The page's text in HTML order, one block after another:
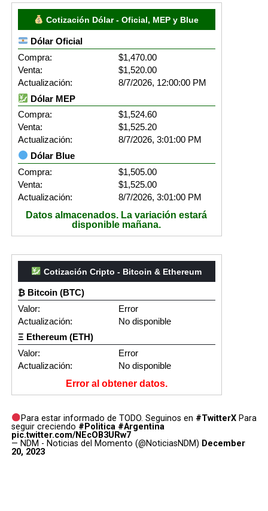
Cotización Dólar - Oficial, MEP y Blue
Dólar Oficial
Compra:
$1,470.00
Venta:
$1,520.00
Actualización:
8/7/2026, 12:00:00 PM
Dólar MEP
Compra:
$1,524.60
Venta:
$1,525.20
Actualización:
8/7/2026, 3:01:00 PM
Dólar Blue
Compra:
$1,505.00
Venta:
$1,525.00
Actualización:
8/7/2026, 3:01:00 PM
Datos almacenados. La variación estará
disponible mañana.
Cotización Cripto - Bitcoin & Ethereum
₿ Bitcoin (BTC)
Valor:
Error
Actualización:
No disponible
Ξ Ethereum (ETH)
Valor:
Error
Actualización:
No disponible
Error al obtener datos.
Para estar informado de TODO. Seguinos en #TwitterX Para
seguir creciendo #Politica #Argentina
pic.twitter.com/NEcOB3URw7
— NDM - Noticias del Momento (@NoticiasNDM) December
20, 2023